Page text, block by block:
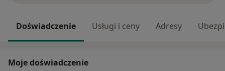
Doświadczenie Usługi i ceny Adresy
Moje doświadczenie